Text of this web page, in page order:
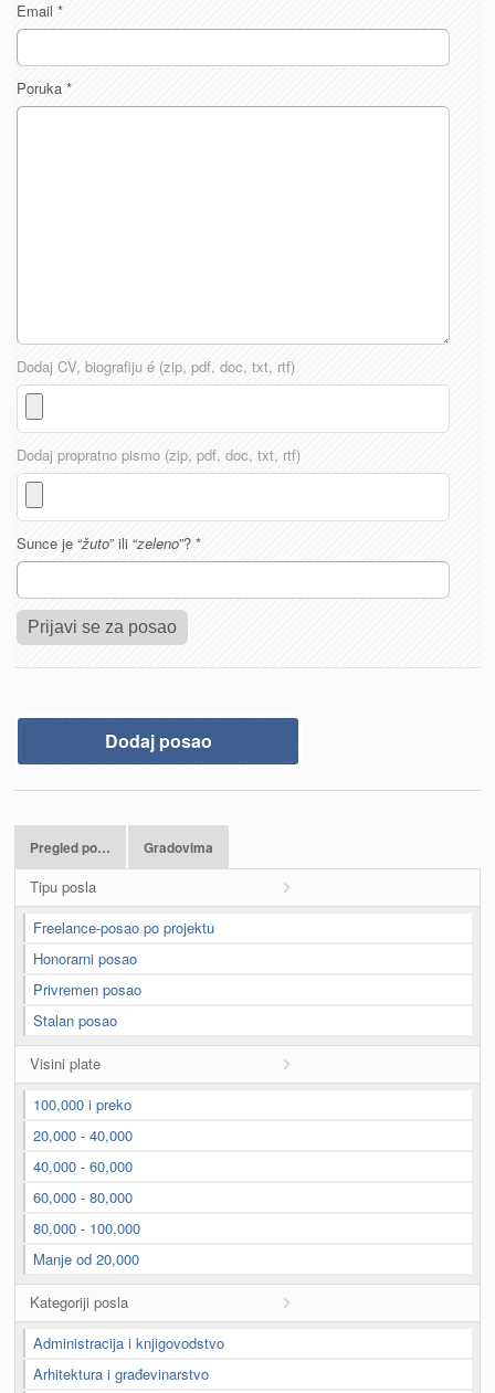
Email*
Poruka*
Dodaj CV, biografiju é (zip, pdf, doc, txt, rtf)
Dodaj propratno pismo (zip, pdf, doc, txt, rtf)
Sunce je “žuto” ili “zeleno”?*
Dodaj posao
Pregled po… Gradovima
Tipu posla
Freelance-posao po projektu
Honorarni posao
Privremen posao
Stalan posao
Visini plate
100,000 i preko
20,000 - 40,000
40,000 - 60,000
60,000 - 80,000
80,000 - 100,000
Manje od 20,000
Kategoriji posla
Administracija i knjigovodstvo
Arhitektura i građevinarstvo